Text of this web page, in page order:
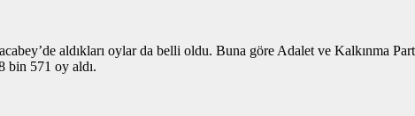
aldıkları oylar da belli oldu. Buna göre Adalet ve Kalkınma
bin 571 oy aldı.